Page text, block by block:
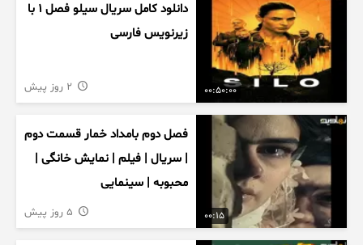
00:50:00
دانلود کامل سریال سیلو فصل ۱ با
زیرنویس فارسی
00:15
فصل دوم بامداد خمار قسمت دوم
| سریال | فیلم | نمایش خانگی |
محبوبه | سینمایی